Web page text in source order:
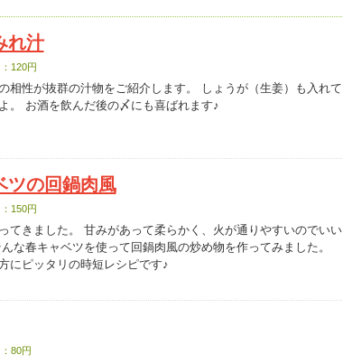
れ汁
120円
相性が抜群の汁物をご紹介します。 しょうが（生姜）も入れて
。 お酒を飲んだ後の〆にも喜ばれます♪
ツの回鍋肉風
150円
てきました。 甘みがあって柔らかく、火が通りやすいのでいい
な春キャベツを使って回鍋肉風の炒め物を作ってみました。
にピッタリの時短レシピです♪
80円